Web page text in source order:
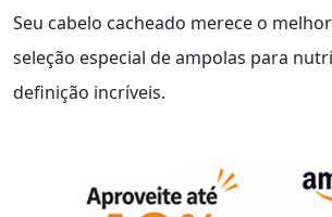
Seu cabelo cacheado merece o
seleção especial de ampolas para
definição incríveis.